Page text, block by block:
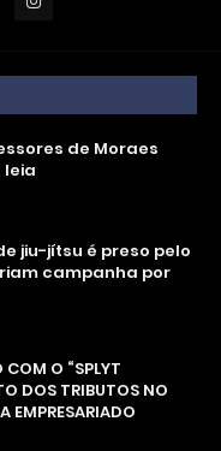
de Moraes
leia
jiu-jítsu é preso pelo
campanha por
COM O “SPLYT
DOS TRIBUTOS NO
EMPRESARIADO